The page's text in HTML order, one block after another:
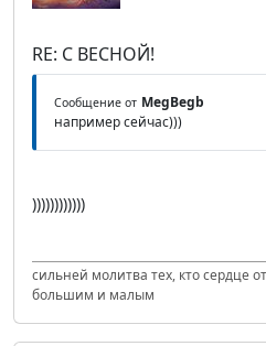
RE: С ВЕСНОЙ!
Сообщение от MegBegb
например сейчас)))
))))))))))))
сильней молитва тех, кто сердце
большим и малым